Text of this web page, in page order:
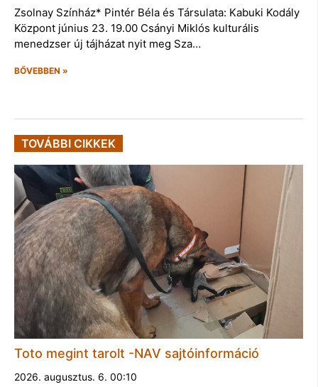
Zsolnay Színház* Pintér Béla és Társulata: Kabuki Kodály
Központ június 23. 19.00 Csányi Miklós kulturális
menedzser új tájházat nyit meg Sza…
BŐVEBBEN »
TOVÁBBI CIKKEK
Toto megint tarolt -NAV sajtóinformáció
2026. augusztus. 6. 00:10